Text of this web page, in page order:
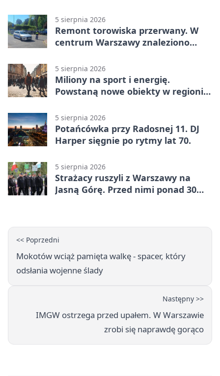
5 sierpnia 2026
Remont torowiska przerwany. W
centrum Warszawy znaleziono
5 sierpnia 2026
Miliony na sport i energię.
Powstaną nowe obiekty w regionie
5 sierpnia 2026
Potańcówka przy Radosnej 11. DJ
Harper sięgnie po rytmy lat 70.
5 sierpnia 2026
Strażacy ruszyli z Warszawy na
Jasną Górę. Przed nimi ponad 30
<< Poprzedni
Mokotów wciąż pamięta walkę - spacer, który
odsłania wojenne ślady
Następny >>
IMGW ostrzega przed upałem. W Warszawie
zrobi się naprawdę gorąco